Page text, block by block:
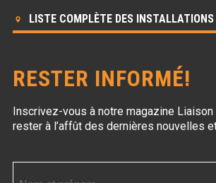
LISTE COMPLÈTE DES INSTALLATIONS
RESTER INFORMÉ!
Inscrivez-vous à notre magazine Liaison
rester à l’affût des dernières nouvelles